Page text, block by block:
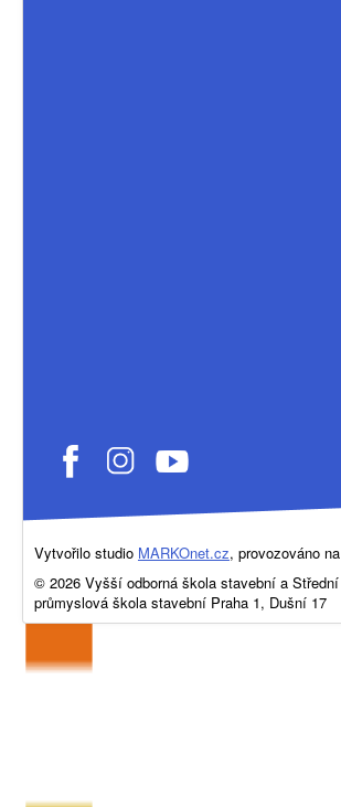
Vytvořilo studio MARKOnet.cz, provozováno na
© 2026 Vyšší odborná škola stavební a Střední
průmyslová škola stavební Praha 1, Dušní 17